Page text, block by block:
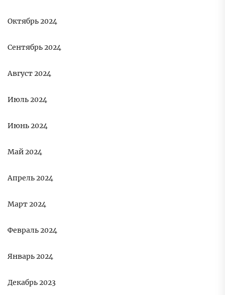
Октябрь 2024
Сентябрь 2024
Август 2024
Июль 2024
Июнь 2024
Май 2024
Апрель 2024
Март 2024
Февраль 2024
Январь 2024
Декабрь 2023